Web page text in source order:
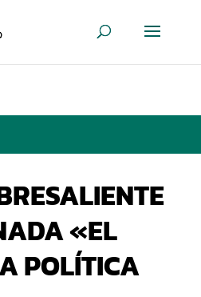
«EL
POLÍTICA